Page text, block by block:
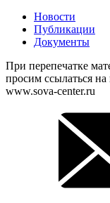
Новости
Публикации
Документы
При перепечатке
просим ссылаться
www.sova-center.ru